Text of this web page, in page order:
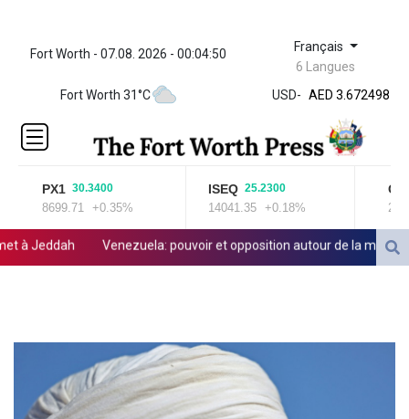
Fort Worth - 07.08. 2026 - 00:04:50 Français
6 Langues
Fort Worth 31°C
USD-
ZWL 321.999592
AED 3.672498
AED 3.672498
AFN
ALL 80.950045
AMD
PX1 30.3400
8699.71 +0.35%
ISEQ 25.2300
14041.35 +0.18% 2020
Venezuela: pouvoir et opposition autour de la même